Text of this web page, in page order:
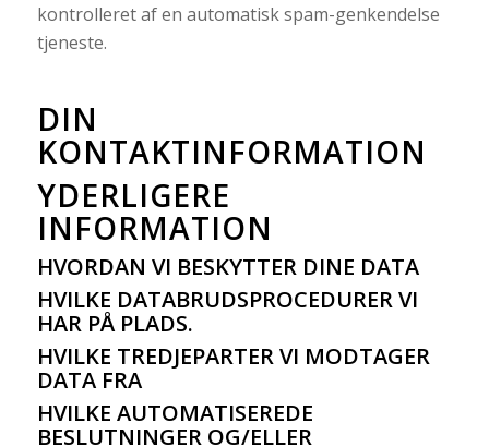
kontrolleret af en automatisk spam-genkendelse
tjeneste.
DIN
KONTAKTINFORMATION
YDERLIGERE
INFORMATION
HVORDAN VI BESKYTTER DINE DATA
HVILKE DATABRUDSPROCEDURER VI
HAR PÅ PLADS.
HVILKE TREDJEPARTER VI MODTAGER
DATA FRA
HVILKE AUTOMATISEREDE
BESLUTNINGER OG/ELLER